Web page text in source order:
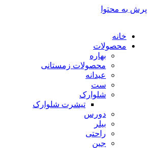
پرش به محتوا
خانه
محصولات
بهاره
محصولات زمستانی
عیدانه
ست
شلوارک
تیشرت شلوارک
دورس
بیلر
راحتی
جین